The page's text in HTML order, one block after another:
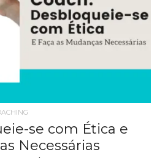
se com Ética e
Necessárias